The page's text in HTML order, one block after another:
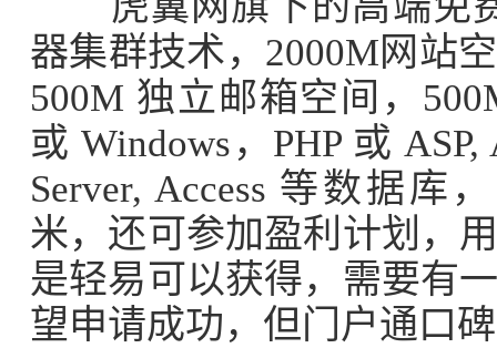
器集群技术，2000M网站
500M 独立邮箱空间，
或 Windows，PHP 或
Server, Access 等数据
米，还可参加盈利计划，
是轻易可以获得，需要有
望申请成功，但门户通口